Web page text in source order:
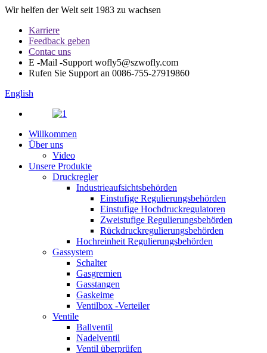
Wir helfen der Welt seit 1983 zu wachsen
Karriere
Feedback geben
Contac uns
E -Mail -Support wofly5@szwofly.com
Rufen Sie Support an 0086-755-27919860
English
Willkommen
Über uns
Video
Unsere Produkte
Druckregler
Industrieaufsichtsbehörden
Einstufige Regulierungsbehörden
Einstufige Hochdruckregulatoren
Zweistufige Regulierungsbehörden
Rückdruckregulierungsbehörden
Hochreinheit Regulierungsbehörden
Gassystem
Schalter
Gasgremien
Gasstangen
Gaskeime
Ventilbox -Verteiler
Ventile
Ballventil
Nadelventil
Ventil überprüfen